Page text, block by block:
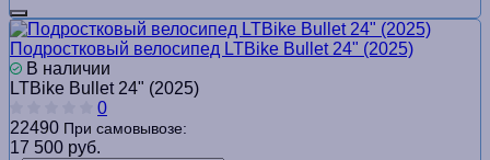
Подростковый велосипед LTBike Bullet 24" (2025)
В наличии
LTBike Bullet 24" (2025)
0
22490 При самовывозе:
17 500 руб.